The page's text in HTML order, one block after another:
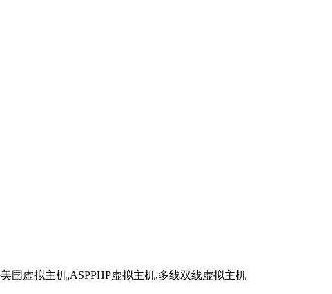
国虚拟主机,ASPPHP虚拟主机,多线双线虚拟主机